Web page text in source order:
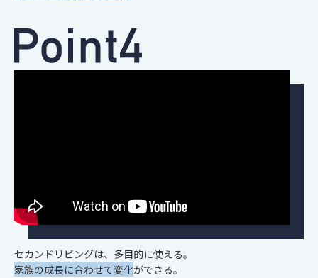
セカンドリビングは、多目的に使える。
家族の成長に合わせて変化ができる。